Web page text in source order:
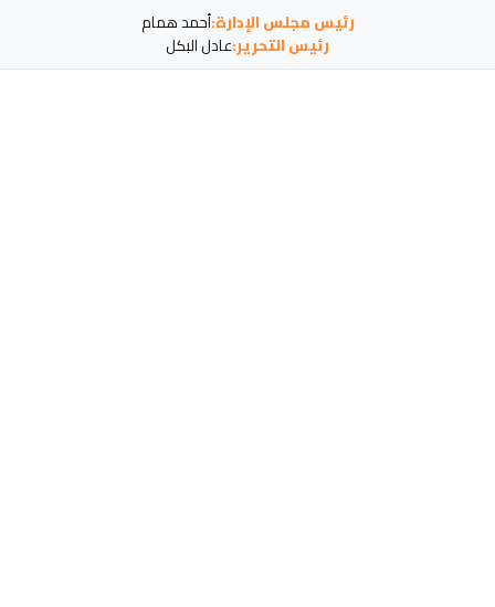
رئيس مجلس الإدارة:أحمد همام
رئيس التحرير:عادل البكل